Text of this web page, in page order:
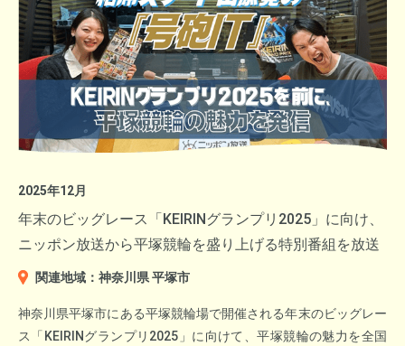
横浜出身で、地元愛にあふれる高城れにのおススメ観光スポッ
の紹介、さらにプレキャンペーンの特別企画の中から下記をピッ
クアップして紹介。
2025年12月
年末のビッグレース「KEIRINグランプリ2025」に向け、
ニッポン放送から平塚競輪を盛り上げる特別番組を放送
関連地域：神奈川県 平塚市
神奈川県平塚市にある平塚競輪場で開催される年末のビッグレー
ス「KEIRINグランプリ2025」に向けて、平塚競輪の魅力を全国